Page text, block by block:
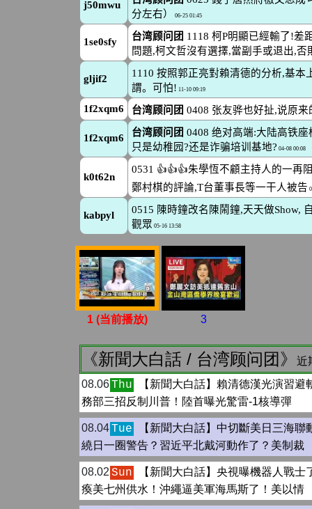
1 (当前播放) 3
《新聞大白話 / 台湾顾问团》
近
08.06 Thu
【新聞大白話】賴清德漢光演習避
務部三招反制川普！陸首曝光驚雷-1核導彈
08.04 Tue
【新聞大白話】中切斷美日三海聯
繞日一圈警告？習近平北戴河動作了？美制裁
08.02 Sun
【新聞大白話】央視曝機器人戰士
瘓美七州供水！沖繩逼美軍海馬斯了！美以情